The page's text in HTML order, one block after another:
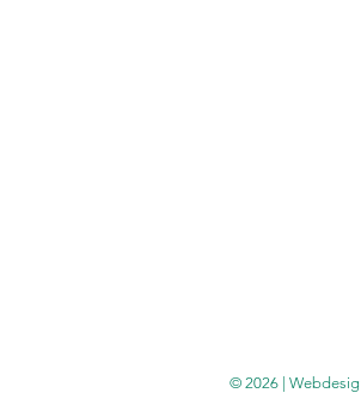
© 2026 |